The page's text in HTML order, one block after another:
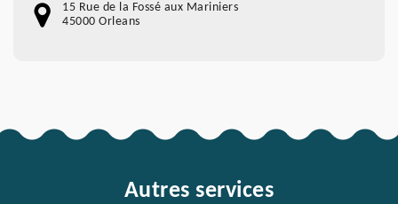
15 Rue de la Fossé aux Mariniers
45000 Orleans
Autres services